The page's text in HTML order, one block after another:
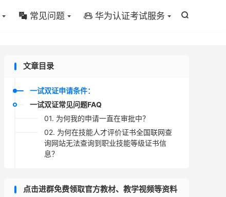

 常见问题  华为认证考试服务
文章目录
一试双证申请条件：
一试双证常见问题FAQ
01. 为何我的申请一直在审批中？
02. 为何在技能人才评价证书全国联网查
询网站无法查询到职业技能等级证书信
息？
点击进群免费领取官方教材、教学视频等资料